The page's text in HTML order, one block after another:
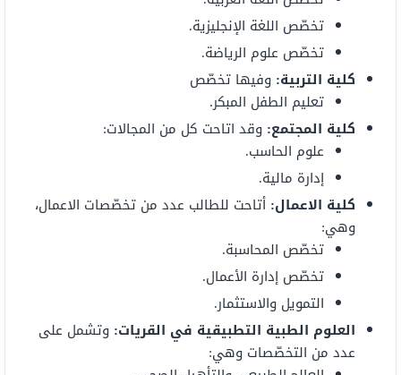
تخصّص اللغة الإنجليزية.
تخصّص علوم الرياضة.
كلية التربية: وفيها تخصّص
تعليم الطفل المبكر.
كلية المجتمع: وقد اتاحت كل من المجالات:
علوم الحاسب.
إدارة مالية.
كلية الاعمال: أتاحت للطالب عدد من تخصّصات الاعمال،
وهي:
تخصّص المحاسبة.
تخصّص إدارة الأعمال.
التمويل والاستثمار.
العلوم الطبية التطبيقية في القريات: وتشمل على
عدد من التخصّصات وهي: